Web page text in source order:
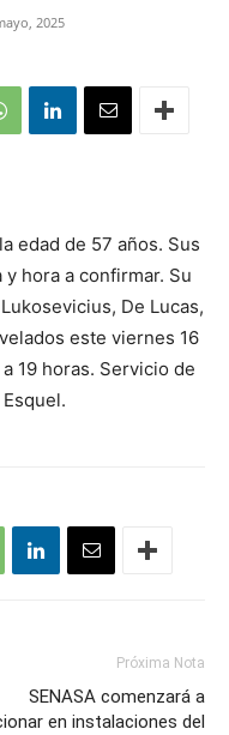
2025
edad de 57 años. Sus
hora a confirmar. Su
De Lucas,
este viernes 16
19 horas. Servicio de
Próxima Nota
SENASA comenzará a
en instalaciones del